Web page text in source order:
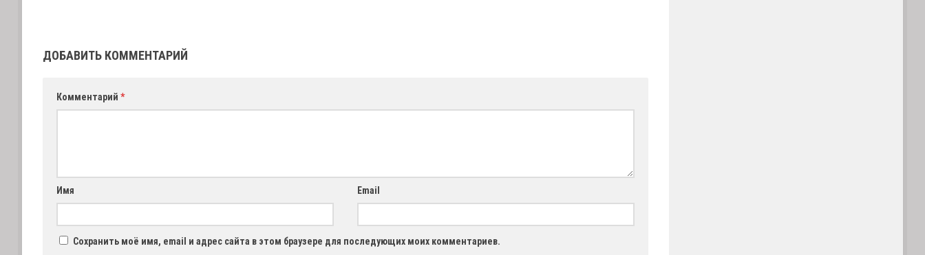
ДОБАВИТЬ КОММЕНТАРИЙ
Комментарий *
Имя Email
Сохранить моё имя, email и адрес сайта в этом браузере для последующих моих комментариев.